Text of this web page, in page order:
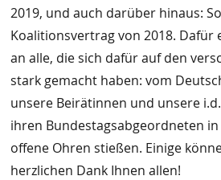
2019, und auch darüber hinaus:
Koalitionsvertrag von 2018. Dafür
an alle, die sich dafür auf den
stark gemacht haben: vom
unsere Beirätinnen und unsere
ihren Bundestagsabgeordneten
offene Ohren stießen. Einige
herzlichen Dank Ihnen allen!